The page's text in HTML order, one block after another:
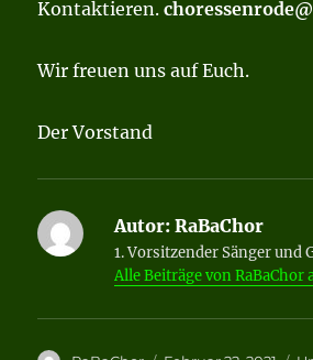
Kontaktieren.
Wir freuen uns auf Euch.
Der Vorstand
Autor: RaBaChor
1. Vorsitzender Sänger und
Alle Beiträge von RaBaChor